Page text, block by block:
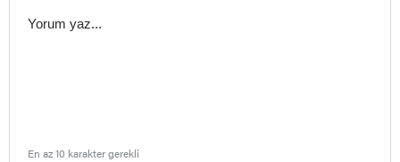
En az 10 karakter gerekli